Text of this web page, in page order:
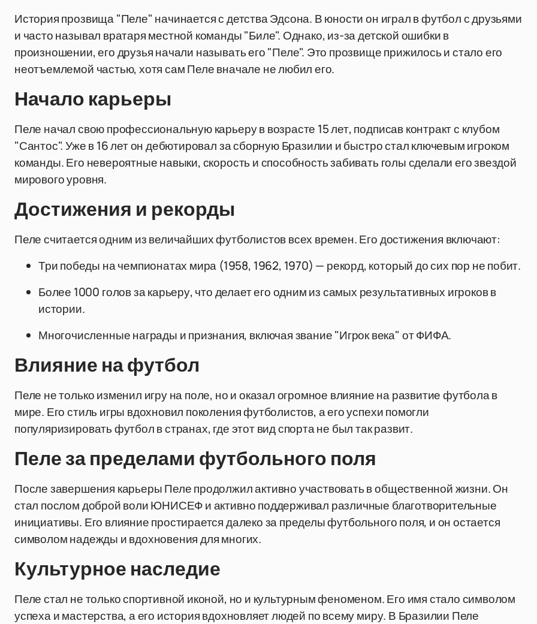
История прозвища "Пеле" начинается с детства Эдсона. В юности он играл в футбол с друзьями
и часто называл вратаря местной команды "Биле". Однако, из-за детской ошибки в
произношении, его друзья начали называть его "Пеле". Это прозвище прижилось и стало его
неотъемлемой частью, хотя сам Пеле вначале не любил его.
Начало карьеры
Пеле начал свою профессиональную карьеру в возрасте 15 лет, подписав контракт с клубом
"Сантос". Уже в 16 лет он дебютировал за сборную Бразилии и быстро стал ключевым игроком
команды. Его невероятные навыки, скорость и способность забивать голы сделали его звездой
мирового уровня.
Достижения и рекорды
Пеле считается одним из величайших футболистов всех времен. Его достижения включают:
Три победы на чемпионатах мира (1958, 1962, 1970) — рекорд, который до сих пор не побит.
Более 1000 голов за карьеру, что делает его одним из самых результативных игроков в
истории.
Многочисленные награды и признания, включая звание "Игрок века" от ФИФА.
Влияние на футбол
Пеле не только изменил игру на поле, но и оказал огромное влияние на развитие футбола в
мире. Его стиль игры вдохновил поколения футболистов, а его успехи помогли
популяризировать футбол в странах, где этот вид спорта не был так развит.
Пеле за пределами футбольного поля
После завершения карьеры Пеле продолжил активно участвовать в общественной жизни. Он
стал послом доброй воли ЮНИСЕФ и активно поддерживал различные благотворительные
инициативы. Его влияние простирается далеко за пределы футбольного поля, и он остается
символом надежды и вдохновения для многих.
Культурное наследие
Пеле стал не только спортивной иконой, но и культурным феноменом. Его имя стало символом
успеха и мастерства, а его история вдохновляет людей по всему миру. В Бразилии Пеле